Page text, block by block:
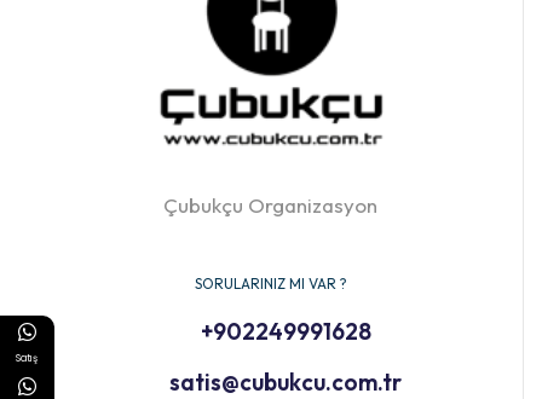
Çubukçu Organizasyon
SORULARINIZ MI VAR ?
+902249991628
satis@cubukcu.com.tr
Satış